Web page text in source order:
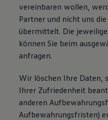
vereinbaren wollen,
Partner und nicht uns
übermittelt. Die
können Sie beim
anfragen.
Wir löschen Ihre Daten,
Ihrer Zufriedenheit
anderen
Aufbewahrungsfristen)